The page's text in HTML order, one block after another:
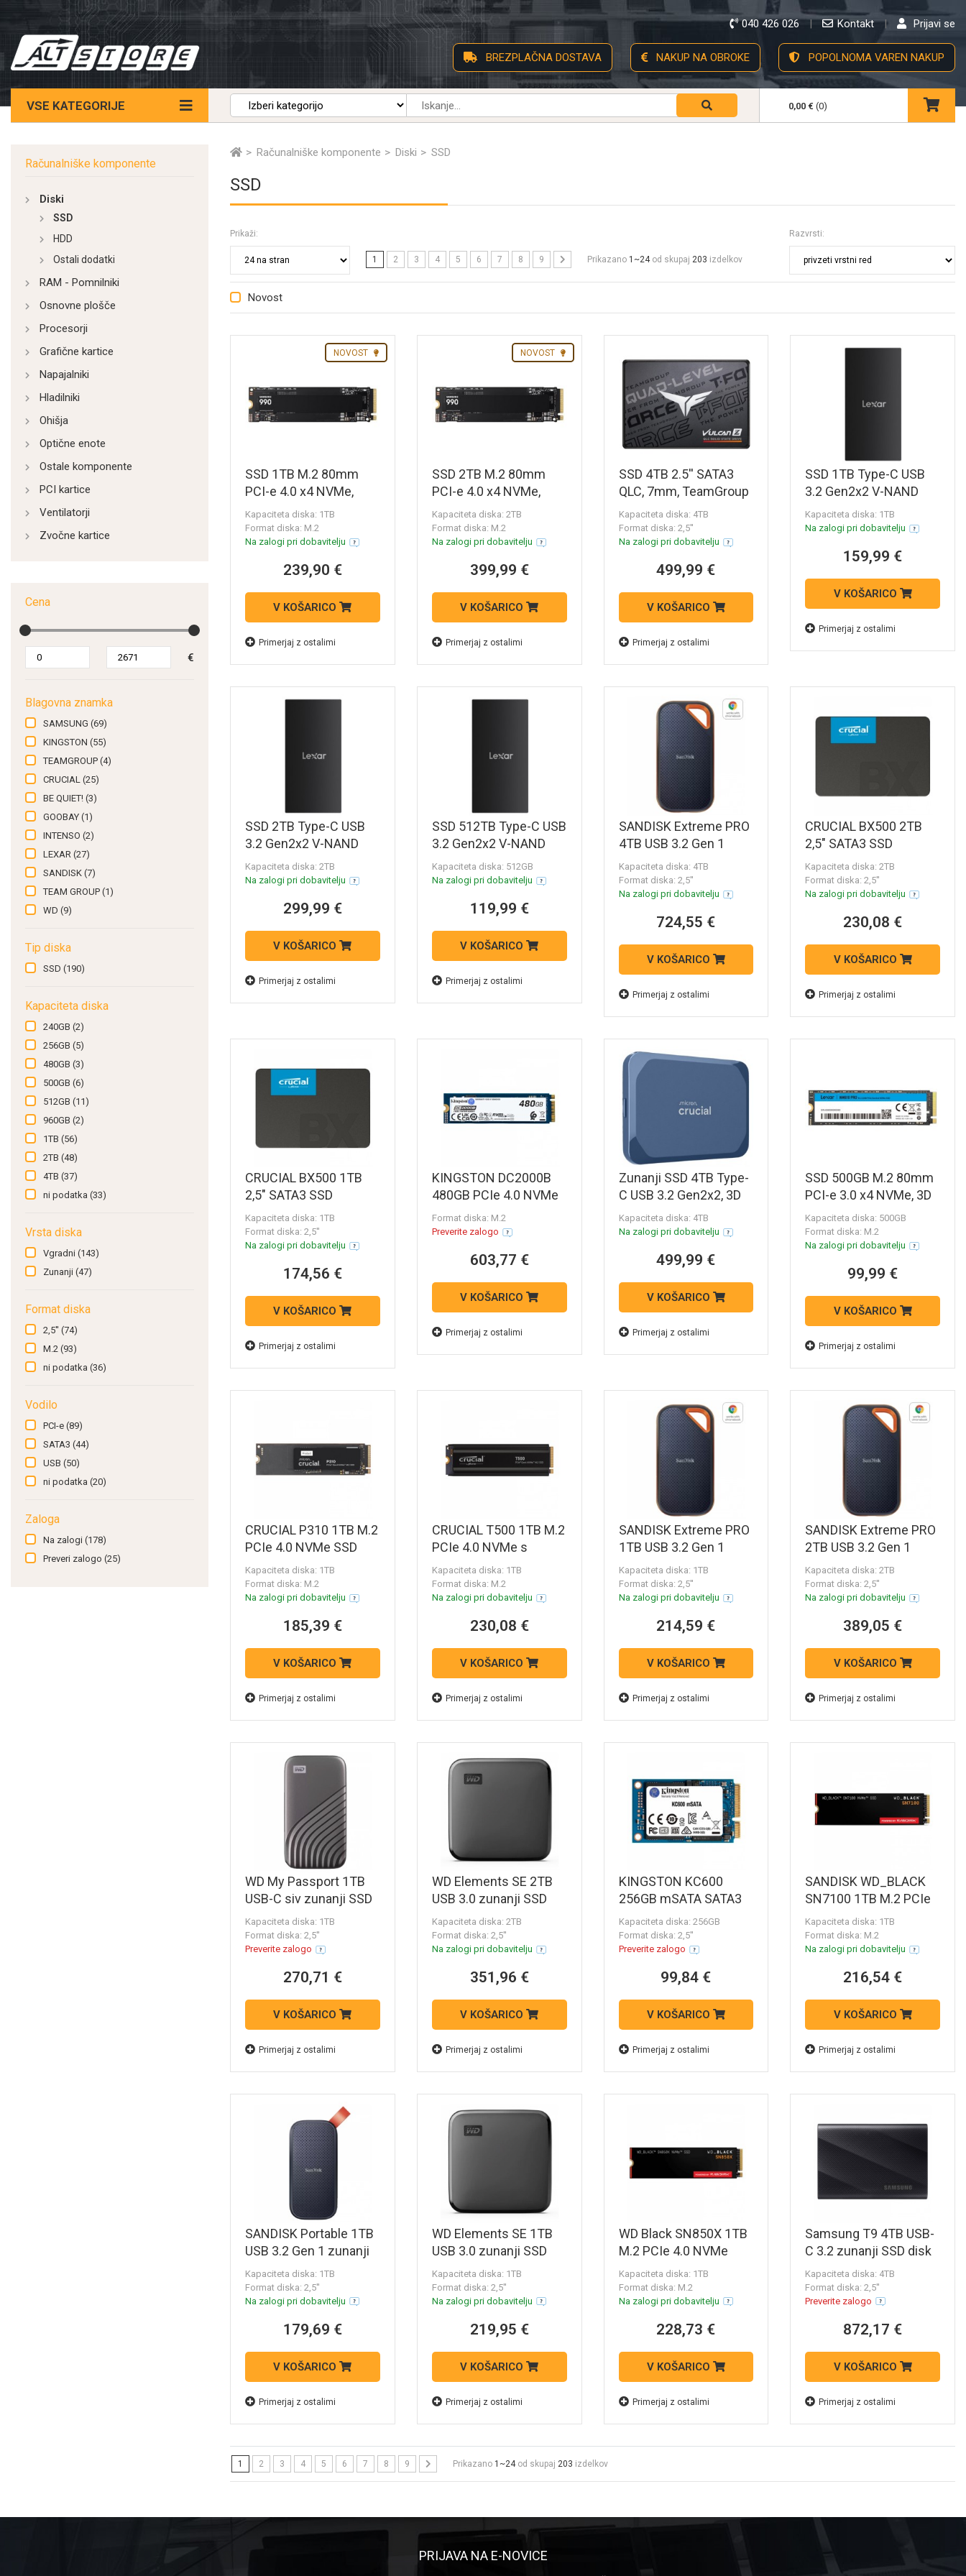
040 426 026 Kontakt Prijavi se
BREZPLAČNA DOSTAVA NAKUP NA OBROKE POPOLNOMA VAREN NAKUP
VSE KATEGORIJE 0,00 € (0)
Računalniške komponente
Diski
SSD
HDD
Ostali dodatki
RAM - Pomnilniki
Osnovne plošče
Procesorji
Grafične kartice
Napajalniki
Hladilniki
Ohišja
Optične enote
Ostale komponente
PCI kartice
Ventilatorji
Zvočne kartice
Cena
€
Blagovna znamka
SAMSUNG (69)
KINGSTON (55)
TEAMGROUP (4)
CRUCIAL (25)
BE QUIET! (3)
GOOBAY (1)
INTENSO (2)
LEXAR (27)
SANDISK (7)
TEAM GROUP (1)
WD (9)
Tip diska
SSD (190)
Kapaciteta diska
240GB (2)
256GB (5)
480GB (3)
500GB (6)
512GB (11)
960GB (2)
1TB (56)
2TB (48)
4TB (37)
ni podatka (33)
Vrsta diska
Vgradni (143)
Zunanji (47)
Format diska
2,5'' (74)
M.2 (93)
ni podatka (36)
Vodilo
PCI-e (89)
SATA3 (44)
USB (50)
ni podatka (20)
Zaloga
Na zalogi (178)
Preveri zalogo (25)
Računalniške komponente Diski SSD
SSD
Prikaži:
1 2 3 4 5 6 7 8 9 Prikazano 1~24od skupaj 203 izdelkov
Razvrsti:
Novost
NOVOST
SSD 1TB M.2 80mm
PCI-e 4.0 x4 NVMe,
Samsung 990 (MZ-
V9V1T0BW)
Kapaciteta diska: 1TB
Format diska: M.2
Na zalogi pri dobavitelju
239,90 €
V KOŠARICO
Primerjaj z ostalimi
NOVOST
SSD 2TB M.2 80mm
PCI-e 4.0 x4 NVMe,
Samsung 990 (MZ-
V9V2T0BW)
Kapaciteta diska: 2TB
Format diska: M.2
Na zalogi pri dobavitelju
399,99 €
V KOŠARICO
Primerjaj z ostalimi
SSD 4TB 2.5'' SATA3
QLC, 7mm, TeamGroup
T-FORCE VULCAN Z
QLC
(T253TY004T0C101)
Kapaciteta diska: 4TB
Format diska: 2,5''
Na zalogi pri dobavitelju
499,99 €
V KOŠARICO
Primerjaj z ostalimi
SSD 1TB Type-C USB
3.2 Gen2x2 V-NAND
UASP, Lexar SL300
(LSL300001T-RNBNG)
Kapaciteta diska: 1TB
Na zalogi pri dobavitelju
159,99 €
V KOŠARICO
Primerjaj z ostalimi
SSD 2TB Type-C USB
3.2 Gen2x2 V-NAND
UASP, Lexar SL300
(LSL300002T-RNBNG)
Kapaciteta diska: 2TB
Na zalogi pri dobavitelju
299,99 €
V KOŠARICO
Primerjaj z ostalimi
SSD 512TB Type-C USB
3.2 Gen2x2 V-NAND
UASP, Lexar SL300
(LSL300512G-RNBNG)
Kapaciteta diska: 512GB
Na zalogi pri dobavitelju
119,99 €
V KOŠARICO
Primerjaj z ostalimi
SANDISK Extreme PRO
4TB USB 3.2 Gen 1
zunanji prenosni SSD
disk SDSSDE81-4T00-
G25
Kapaciteta diska: 4TB
Format diska: 2,5''
Na zalogi pri dobavitelju
724,55 €
V KOŠARICO
Primerjaj z ostalimi
CRUCIAL BX500 2TB
2,5" SATA3 SSD
CT2000BX500SSD1
Kapaciteta diska: 2TB
Format diska: 2,5''
Na zalogi pri dobavitelju
230,08 €
V KOŠARICO
Primerjaj z ostalimi
CRUCIAL BX500 1TB
2,5" SATA3 SSD
CT1000BX500SSD1
Kapaciteta diska: 1TB
Format diska: 2,5''
Na zalogi pri dobavitelju
174,56 €
V KOŠARICO
Primerjaj z ostalimi
KINGSTON DC2000B
480GB PCIe 4.0 NVMe
M.2 SSD
SEDC2000BM8/480G
Format diska: M.2
Preverite zalogo
603,77 €
V KOŠARICO
Primerjaj z ostalimi
Zunanji SSD 4TB Type-
C USB 3.2 Gen2x2, 3D
NAND, CRUCIAL X10
(CT4000X10SSD9)
Kapaciteta diska: 4TB
Na zalogi pri dobavitelju
499,99 €
V KOŠARICO
Primerjaj z ostalimi
SSD 500GB M.2 80mm
PCI-e 3.0 x4 NVMe, 3D
TLC, Lexar NM610 PRO
(LNM610P500G-
RNNNG)
Kapaciteta diska: 500GB
Format diska: M.2
Na zalogi pri dobavitelju
99,99 €
V KOŠARICO
Primerjaj z ostalimi
CRUCIAL P310 1TB M.2
PCIe 4.0 NVMe SSD
CT1000P310SSD8
Kapaciteta diska: 1TB
Format diska: M.2
Na zalogi pri dobavitelju
185,39 €
V KOŠARICO
Primerjaj z ostalimi
CRUCIAL T500 1TB M.2
PCIe 4.0 NVMe s
hladilnikom SSD
CT1000T500SSD5
Kapaciteta diska: 1TB
Format diska: M.2
Na zalogi pri dobavitelju
230,08 €
V KOŠARICO
Primerjaj z ostalimi
SANDISK Extreme PRO
1TB USB 3.2 Gen 1
zunanji prenosni SSD
disk SDSSDE61-1T00-
G25
Kapaciteta diska: 1TB
Format diska: 2,5''
Na zalogi pri dobavitelju
214,59 €
V KOŠARICO
Primerjaj z ostalimi
SANDISK Extreme PRO
2TB USB 3.2 Gen 1
zunanji prenosni SSD
disk SDSSDE81-2T00-
G25
Kapaciteta diska: 2TB
Format diska: 2,5''
Na zalogi pri dobavitelju
389,05 €
V KOŠARICO
Primerjaj z ostalimi
WD My Passport 1TB
USB-C siv zunanji SSD
disk WDBAGF0010BGY-
WESN
Kapaciteta diska: 1TB
Format diska: 2,5''
Preverite zalogo
270,71 €
V KOŠARICO
Primerjaj z ostalimi
WD Elements SE 2TB
USB 3.0 zunanji SSD
WDBEPK0010BBK
Kapaciteta diska: 2TB
Format diska: 2,5''
Na zalogi pri dobavitelju
351,96 €
V KOŠARICO
Primerjaj z ostalimi
KINGSTON KC600
256GB mSATA SATA3
SSD SKC600MS/256G
Kapaciteta diska: 256GB
Format diska: 2,5''
Preverite zalogo
99,84 €
V KOŠARICO
Primerjaj z ostalimi
SANDISK WD_BLACK
SN7100 1TB M.2 PCIe
4.0 NVMe SSD
WDS100T4X0E
Kapaciteta diska: 1TB
Format diska: M.2
Na zalogi pri dobavitelju
216,54 €
V KOŠARICO
Primerjaj z ostalimi
SANDISK Portable 1TB
USB 3.2 Gen 1 zunanji
prenosni SSD disk
SDSSDE30-1T00-G26
Kapaciteta diska: 1TB
Format diska: 2,5''
Na zalogi pri dobavitelju
179,69 €
V KOŠARICO
Primerjaj z ostalimi
WD Elements SE 1TB
USB 3.0 zunanji SSD
WDBAYN0010BBK
Kapaciteta diska: 1TB
Format diska: 2,5''
Na zalogi pri dobavitelju
219,95 €
V KOŠARICO
Primerjaj z ostalimi
WD Black SN850X 1TB
M.2 PCIe 4.0 NVMe
SSD WDS100T2X0E
Kapaciteta diska: 1TB
Format diska: M.2
Na zalogi pri dobavitelju
228,73 €
V KOŠARICO
Primerjaj z ostalimi
Samsung T9 4TB USB-
C 3.2 zunanji SSD disk
MU-PG4T0B/EU
Kapaciteta diska: 4TB
Format diska: 2,5''
Preverite zalogo
872,17 €
V KOŠARICO
Primerjaj z ostalimi
1 2 3 4 5 6 7 8 9 Prikazano 1~24od skupaj 203 izdelkov
PRIJAVA NA E-NOVICE